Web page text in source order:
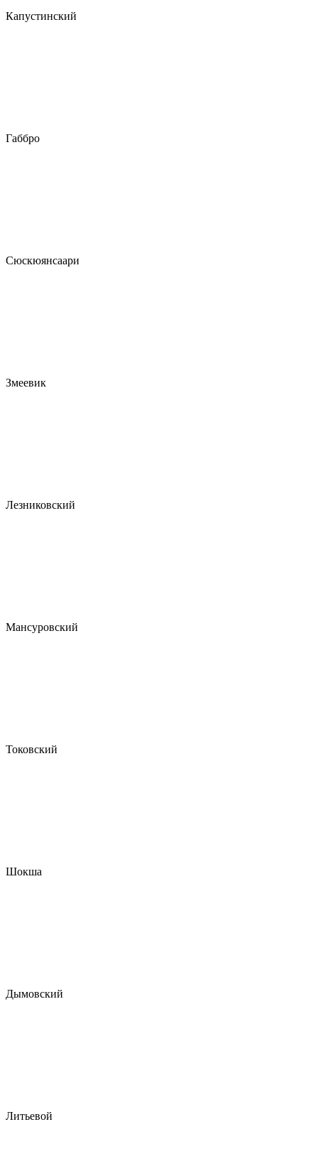
Капустинский
Габбро
Сюскюянсаари
Змеевик
Лезниковский
Мансуровский
Токовский
Шокша
Дымовский
Литьевой